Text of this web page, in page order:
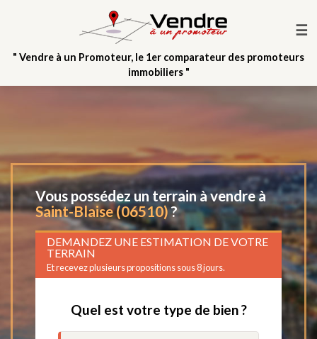
☰
" Vendre à un Promoteur, le 1er comparateur des promoteurs
immobiliers "
Vous possédez un terrain à vendre à
Saint-Blaise (06510)?
DEMANDEZ UNE ESTIMATION DE VOTRE
TERRAIN
Et recevez plusieurs propositions sous 8 jours.
Quel est votre type de bien ?